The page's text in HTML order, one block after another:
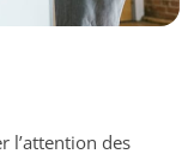
l’attention des